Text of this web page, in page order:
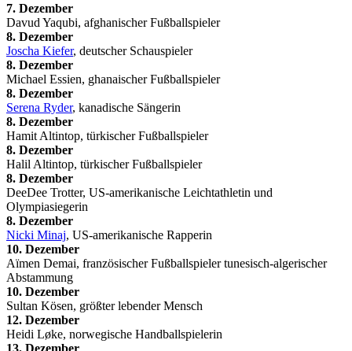
7. Dezember
Davud Yaqubi, afghanischer Fußballspieler
8. Dezember
Joscha Kiefer, deutscher Schauspieler
8. Dezember
Michael Essien, ghanaischer Fußballspieler
8. Dezember
Serena Ryder, kanadische Sängerin
8. Dezember
Hamit Altintop, türkischer Fußballspieler
8. Dezember
Halil Altintop, türkischer Fußballspieler
8. Dezember
DeeDee Trotter, US-amerikanische Leichtathletin und
Olympiasiegerin
8. Dezember
Nicki Minaj, US-amerikanische Rapperin
10. Dezember
Aïmen Demai, französischer Fußballspieler tunesisch-algerischer
Abstammung
10. Dezember
Sultan Kösen, größter lebender Mensch
12. Dezember
Heidi Løke, norwegische Handballspielerin
13. Dezember